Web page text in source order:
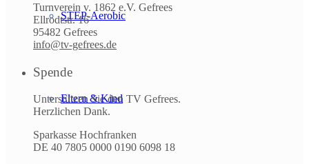
STEP-Aerobic
Eltern & Kind
Turnverein v. 1862 e.V. Gefrees
Ellrodtstr. 16
95482 Gefrees
info@tv-gefrees.de
Spende
Unterstützen Sie den TV Gefrees.
Herzlichen Dank.
Sparkasse Hochfranken
DE 40 7805 0000 0190 6098 18